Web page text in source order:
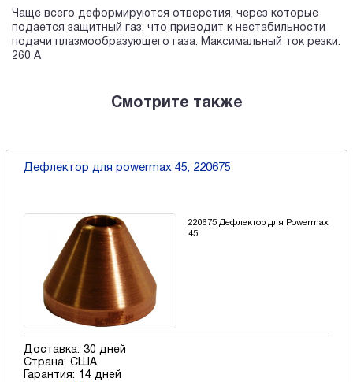
Чаще всего деформируются отверстия, через которые
подается защитный газ, что приводит к нестабильности
подачи плазмообразующего газа. Максимальный ток резки:
260 А
Смотрите также
Защитный экран (дефлектор) 65a - 85a для ручной
220818 Экран (дефлектор) для
Доставка: 30 дней
Страна: США
Гарантия: 14 дней